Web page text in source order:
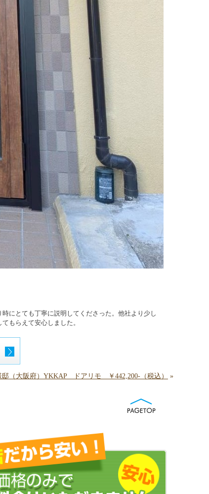
にとても丁寧に説明してくださった。他社より少し
もらえて安心しました。
邸（大阪府）YKKAP ドアリモ ￥442,200-（税込） »